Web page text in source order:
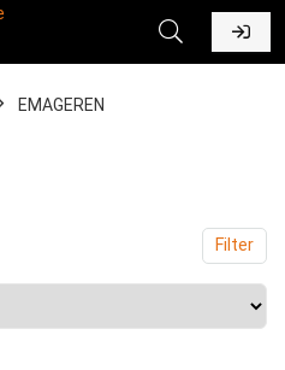
‎EMAGEREN
Filter